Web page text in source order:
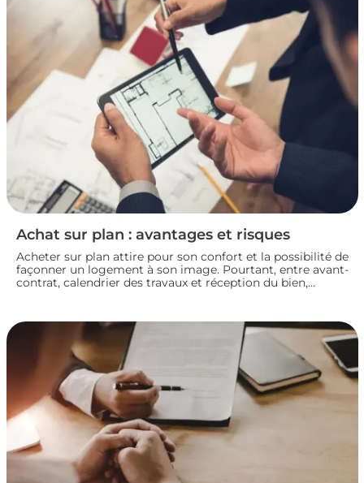
Achat sur plan : avantages et risques
Acheter sur plan attire pour son confort et la possibilité de
façonner un logement à son image. Pourtant, entre avant-
contrat, calendrier des travaux et réception du bien,
atouts et les zones de vigilance de cette démarche.